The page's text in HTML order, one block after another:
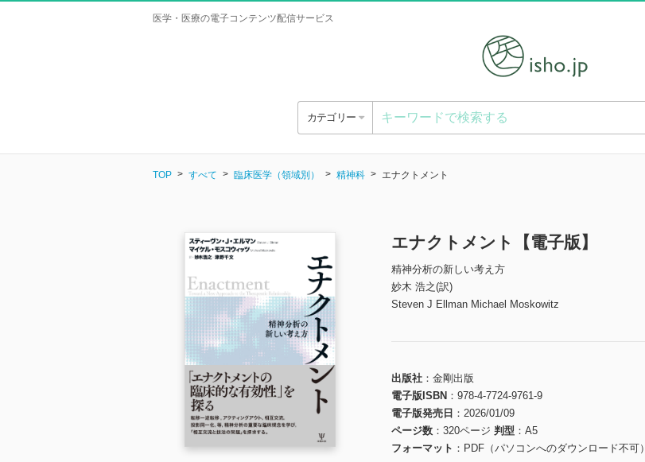
医学・医療の電子コンテンツ配信サービス
カテゴリー
TOP すべて 臨床医学（領域別） 精神科 エナクトメント
エナクトメント【電子版】
精神分析の新しい考え方
妙木 浩之(訳)
Steven J Ellman Michael Moskowitz
出版社
金剛出版
電子版ISBN
978-4-7724-9761-9
電子版発売日
2026/01/09
ページ数
320ページ 判型
A5
フォーマット
PDF（パソコンへのダウンロード不可）